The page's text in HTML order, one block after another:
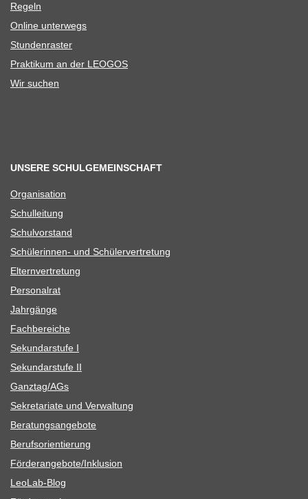
Regeln
Online unter­wegs
Stun­den­ras­ter
Prak­ti­kum an der LEOGOS
Wir suchen
UNSERE SCHULGEMEINSCHAFT
Orga­ni­sa­tion
Schul­lei­tung
Schul­vor­stand
Schü­le­rin­nen- und Schülervertretung
Eltern­ver­tre­tung
Per­so­nal­rat
Jahr­gänge
Fach­be­rei­che
Sekun­dar­stufe I
Sekun­dar­stufe II
Ganztag/​​AGs
Sekre­ta­riate und Verwaltung
Bera­tungs­an­ge­bote
Berufs­ori­en­tie­rung
Förderangebote/​​Inklusion
Leo­Lab-Blog